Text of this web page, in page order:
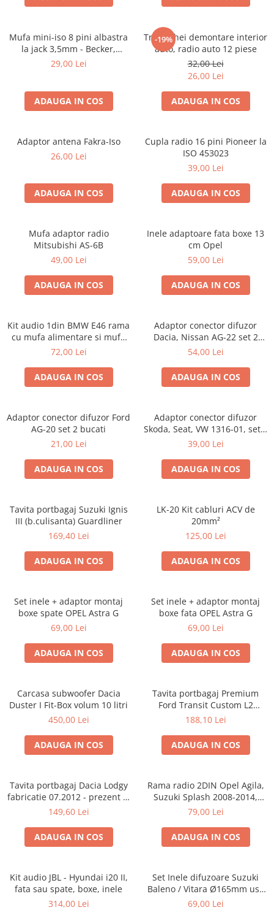
Mufa mini-iso 8 pini albastra
la jack 3,5mm - Becker,
Blaupunkt, VDO
29,00 Lei
ADAUGA IN COS
-19%
Trusa chei demontare interior
auto, radio auto 12 piese
32,00 Lei
26,00 Lei
ADAUGA IN COS
Adaptor antena Fakra-Iso
26,00 Lei
ADAUGA IN COS
Cupla radio 16 pini Pioneer la
ISO 453023
39,00 Lei
ADAUGA IN COS
Mufa adaptor radio
Mitsubishi AS-6B
49,00 Lei
ADAUGA IN COS
Inele adaptoare fata boxe 13
cm Opel
59,00 Lei
ADAUGA IN COS
Kit audio 1din BMW E46 rama
cu mufa alimentare si mufa
antena
72,00 Lei
ADAUGA IN COS
Adaptor conector difuzor
Dacia, Nissan AG-22 set 2
bucati
54,00 Lei
ADAUGA IN COS
Adaptor conector difuzor Ford
AG-20 set 2 bucati
21,00 Lei
ADAUGA IN COS
Adaptor conector difuzor
Skoda, Seat, VW 1316-01, set 2
bucati
39,00 Lei
ADAUGA IN COS
Tavita portbagaj Suzuki Ignis
III (b.culisanta) Guardliner
169,40 Lei
ADAUGA IN COS
LK-20 Kit cabluri ACV de
20mm²
125,00 Lei
ADAUGA IN COS
Set inele + adaptor montaj
boxe spate OPEL Astra G
69,00 Lei
ADAUGA IN COS
Set inele + adaptor montaj
boxe fata OPEL Astra G
69,00 Lei
ADAUGA IN COS
Carcasa subwoofer Dacia
Duster I Fit-Box volum 10 litri
450,00 Lei
ADAUGA IN COS
Tavita portbagaj Premium
Ford Transit Custom L2
fabricatie 01.2013 - prezent
188,10 Lei
ADAUGA IN COS
Tavita portbagaj Dacia Lodgy
fabricatie 07.2012 - prezent (7
locuri)
149,60 Lei
ADAUGA IN COS
Rama radio 2DIN Opel Agila,
Suzuki Splash 2008-2014,
381294-04
79,00 Lei
ADAUGA IN COS
Kit audio JBL - Hyundai i20 II,
fata sau spate, boxe, inele
314,00 Lei
Set Inele difuzoare Suzuki
Baleno / Vitara Ø165mm usa
fata, 271294-01
69,00 Lei